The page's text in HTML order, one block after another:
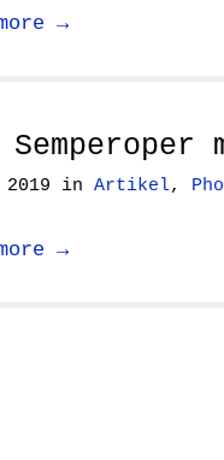
→
in Artikel,
→